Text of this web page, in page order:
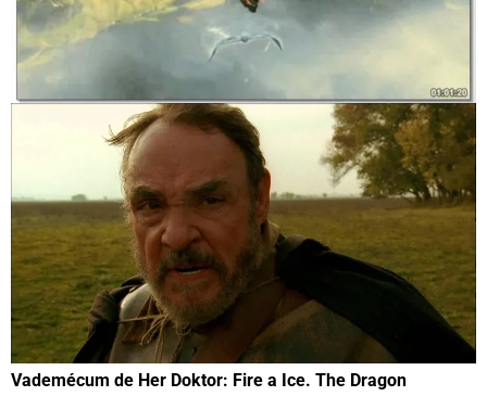
Vademécum de Her Doktor: Fire a Ice. The Dragon